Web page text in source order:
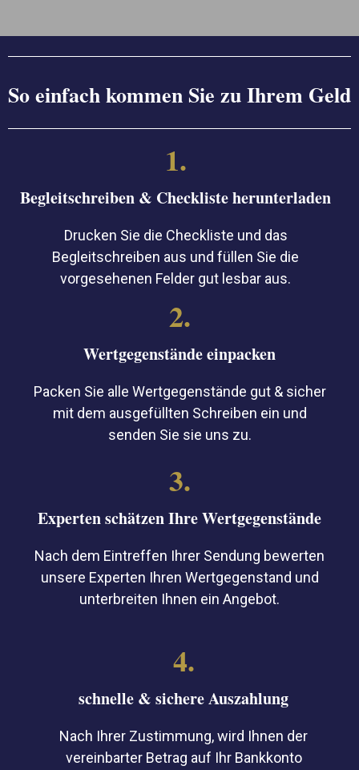
So einfach kommen Sie zu Ihrem Geld
1.
Begleitschreiben & Checkliste herunterladen
Drucken Sie die Checkliste und das
Begleitschreiben aus und füllen Sie die
vorgesehenen Felder gut lesbar aus.
2.
Wertgegenstände einpacken
Packen Sie alle Wertgegenstände gut & sicher
mit dem ausgefüllten Schreiben ein und
senden Sie sie uns zu.
3.
Experten schätzen Ihre Wertgegenstände
Nach dem Eintreffen Ihrer Sendung bewerten
unsere Experten Ihren Wertgegenstand und
unterbreiten Ihnen ein Angebot.
4.
schnelle & sichere Auszahlung
Nach Ihrer Zustimmung, wird Ihnen der
vereinbarter Betrag auf Ihr Bankkonto